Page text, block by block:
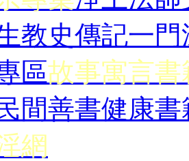
教史傳記一門
區故事寓言書
間善書健康書
網